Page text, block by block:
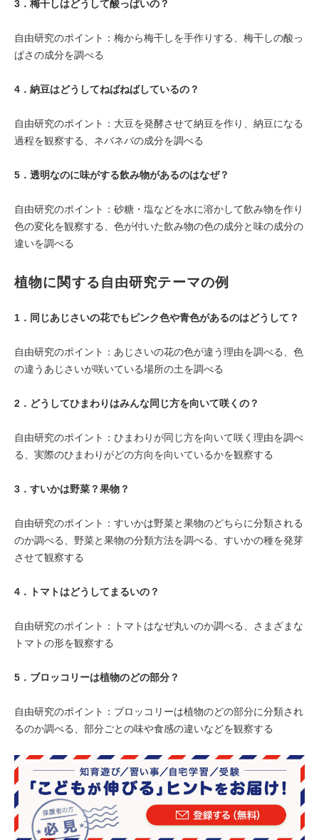
3． 梅干しはどうして酸っぱいの？
自由研究のポイント：梅から梅干しを手作りする、梅干しの酸っ
ぱさの成分を調べる
4． 納豆はどうしてねばねばしているの？
自由研究のポイント：大豆を発酵させて納豆を作り、納豆になる
過程を観察する、ネバネバの成分を調べる
5． 透明なのに味がする飲み物があるのはなぜ？
自由研究のポイント：砂糖・塩などを水に溶かして飲み物を作り
色の変化を観察する、色が付いた飲み物の色の成分と味の成分の
違いを調べる
植物に関する自由研究テーマの例
1． 同じあじさいの花でもピンク色や青色があるのはどうして？
自由研究のポイント：あじさいの花の色が違う理由を調べる、色
の違うあじさいが咲いている場所の土を調べる
2． どうしてひまわりはみんな同じ方を向いて咲くの？
自由研究のポイント：ひまわりが同じ方を向いて咲く理由を調べ
る、実際のひまわりがどの方向を向いているかを観察する
3． すいかは野菜？果物？
自由研究のポイント：すいかは野菜と果物のどちらに分類される
のか調べる、野菜と果物の分類方法を調べる、すいかの種を発芽
させて観察する
4． トマトはどうしてまるいの？
自由研究のポイント：トマトはなぜ丸いのか調べる、さまざまな
トマトの形を観察する
5． ブロッコリーは植物のどの部分？
自由研究のポイント：ブロッコリーは植物のどの部分に分類され
るのか調べる、部分ごとの味や食感の違いなどを観察する